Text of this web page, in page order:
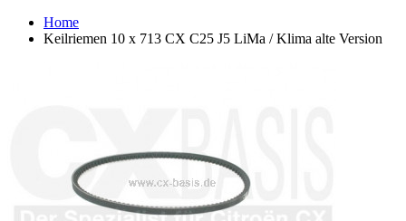
Home
Keilriemen 10 x 713 CX C25 J5 LiMa / Klima alte Version